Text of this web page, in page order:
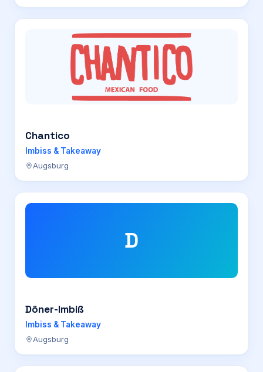
Chantico
Imbiss & Takeaway
Augsburg
D
Döner-Imbiß
Imbiss & Takeaway
Augsburg